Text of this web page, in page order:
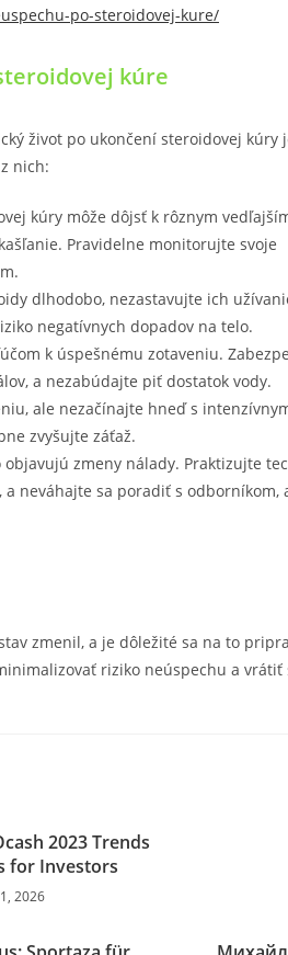
po-steroidovej-kure/
kúre
život po ukončení steroidovej kúry
nich:
kúry môže dôjsť k rôznym
Pravidelne monitorujte svoje
dlhodobo, nezastavujte ich
negatívnych dopadov na telo.
k úspešnému zotaveniu.
a nezabúdajte piť dostatok vody.
ale nezačínajte hneď s
zvyšujte záťaž.
objavujú zmeny nálady. Praktizujte
neváhajte sa poradiť s odborníkom,
zmenil, a je dôležité sa na to
riziko neúspechu a vrátiť
2023 Trends
for Investors
2026